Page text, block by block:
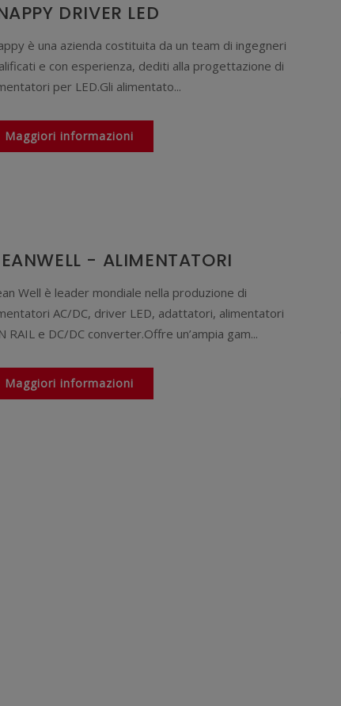
DRIVER LED
è una azienda costituita da un team di ingegneri
e con esperienza, dediti alla progettazione di
per LED.Gli alimentato...
Maggiori informazioni
- ALIMENTATORI
Well è leader mondiale nella produzione di
AC/DC, driver LED, adattatori, alimentatori
RAIL e DC/DC converter.Offre un’ampia gam...
Maggiori informazioni